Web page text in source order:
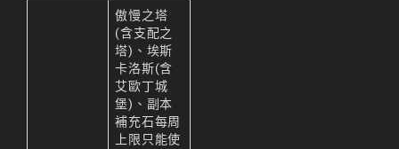
傲慢之塔
(含支配之
塔)、埃斯
卡洛斯(含
艾歐丁城
堡)、副本
補充石每周
上限只能使